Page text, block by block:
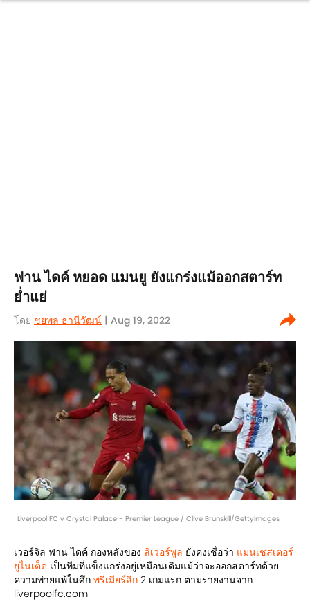
ฟาน ไดค์ หยอด แมนยู ยังแกร่งแม้ออกสตาร์ท
ย่ำแย่
โดย ชยพล ธานีวัฒน์ | Aug 19, 2022
Liverpool FC v Crystal Palace - Premier League / Clive Brunskill/GettyImages
เวอร์จิล ฟาน ไดค์ กองหลังของ ลิเวอร์พูล ยังคงเชื่อว่า แมนเชสเตอร์
ยูไนเต็ด เป็นทีมที่แข็งแกร่งอยู่เหมือนเดิมแม้ว่าจะออกสตาร์ทด้วย
ความพ่ายแพ้ในศึก พรีเมียร์ลีก 2 เกมแรก ตามรายงานจาก
liverpoolfc.com